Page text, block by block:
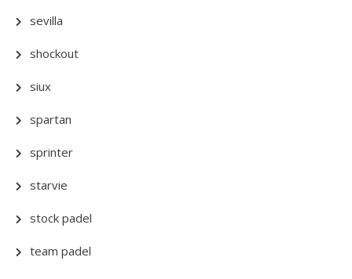
sevilla
shockout
siux
spartan
sprinter
starvie
stock padel
team padel